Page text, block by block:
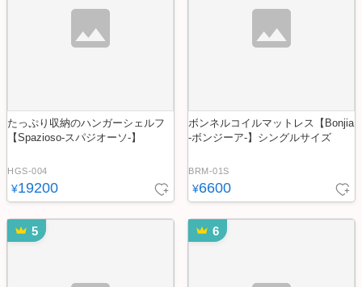
たっぷり収納のハンガーシェルフ
【Spazioso-スパジオーソ-】
HGS-004
¥19200
ボンネルコイルマットレス【Bonjia
-ボンジーア-】シングルサイズ
BRM-01S
¥6600
5 6